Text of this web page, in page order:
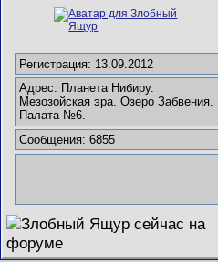
Регистрация: 13.09.2012
Адрес: Планета Нибиру.
Мезозойская эра. Озеро Забвения.
Палата №6.
Сообщения: 6855